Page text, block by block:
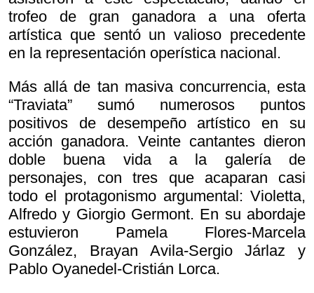
trofeo de gran ganadora a una oferta
artística que sentó un valioso precedente
en la representación operística nacional.
Más allá de tan masiva concurrencia, esta
“Traviata” sumó numerosos puntos
positivos de desempeño artístico en su
acción ganadora. Veinte cantantes dieron
doble buena vida a la galería de
personajes, con tres que acaparan casi
todo el protagonismo argumental: Violetta,
Alfredo y Giorgio Germont. En su abordaje
estuvieron Pamela Flores-Marcela
González, Brayan Avila-Sergio Járlaz y
Pablo Oyanedel-Cristián Lorca.